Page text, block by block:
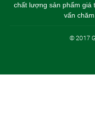
chất lượng sản phẩm giá
vấn
© 2017